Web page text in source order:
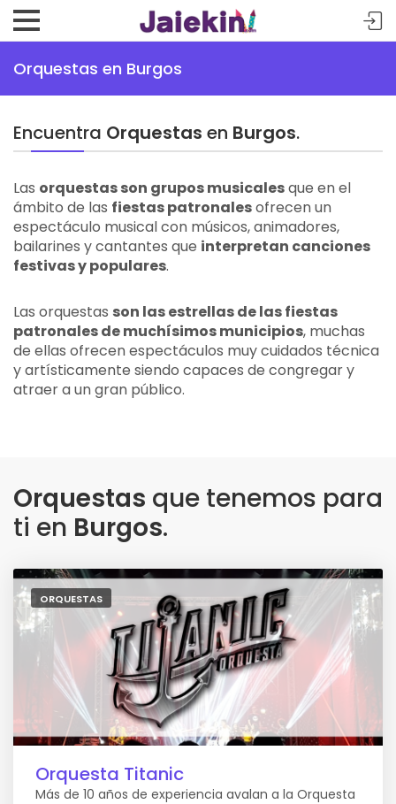
Orquestas en Burgos
Encuentra Orquestas en Burgos.
Las orquestas son grupos musicalesque en el
ámbito de las fiestas patronalesofrecen un
espectáculo musical con músicos, animadores,
bailarines y cantantes que interpretan canciones
festivas y populares.
Las orquestas son las estrellas de las fiestas
patronales de muchísimos municipios, muchas
de ellas ofrecen espectáculos muy cuidados técnica
y artísticamente siendo capaces de congregar y
atraer a un gran público.
Orquestas que tenemos para
ti en Burgos.
ORQUESTAS
Orquesta Titanic
Más de 10 años de experiencia avalan a la Orquesta